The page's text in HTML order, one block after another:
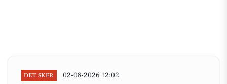
DET SKER 02-08-2026 12:02